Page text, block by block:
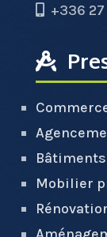
+336 27
Mobilier